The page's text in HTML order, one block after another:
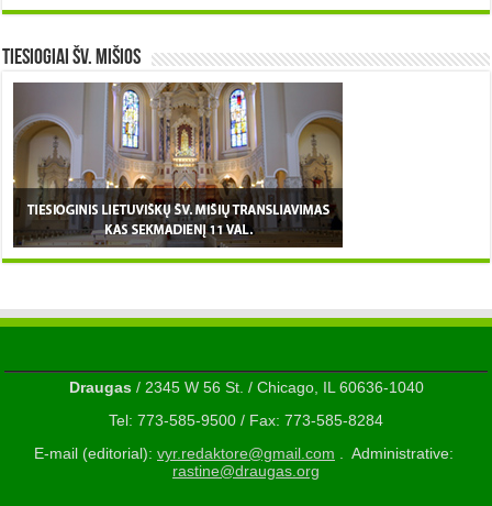
TIESIOGIAI šv. MIŠIOS
Draugas/ 2345 W 56 St. / Chicago, IL 60636-1040
Tel: 773-585-9500 / Fax: 773-585-8284
E-mail (editorial): vyr.redaktore@gmail.com . Administrative:
rastine@draugas.org